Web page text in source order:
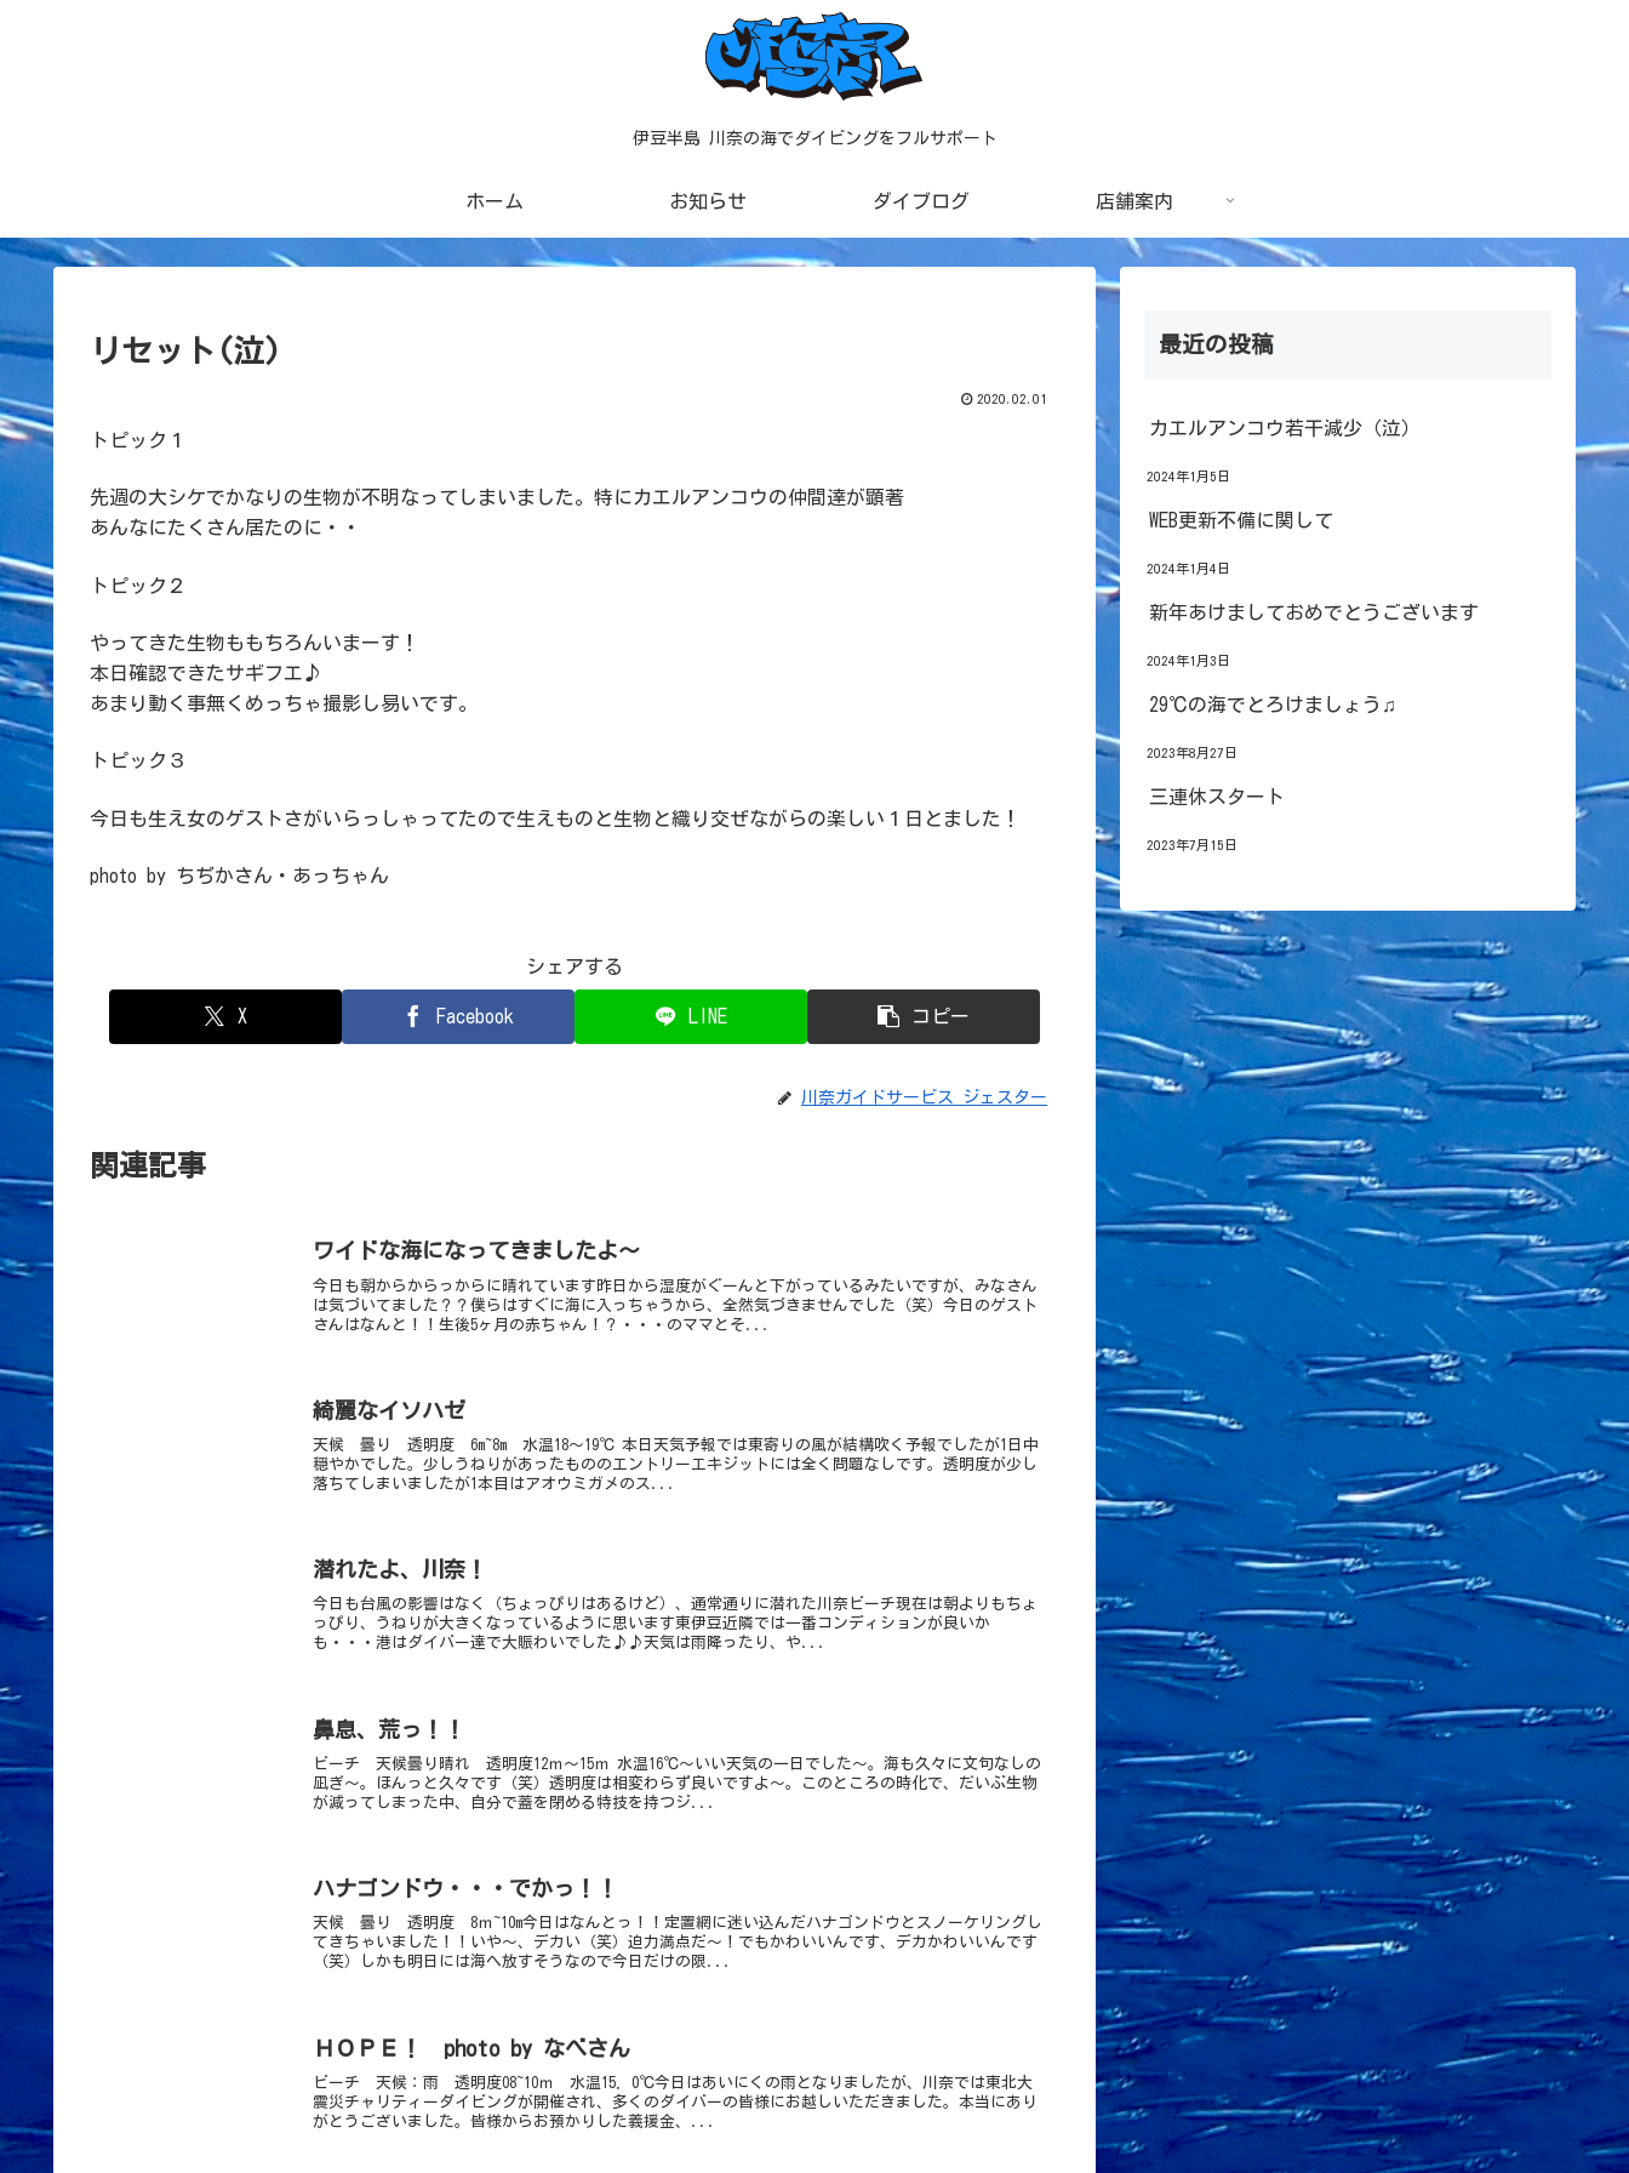
伊豆半島 川奈の海でダイビングをフルサポート
ホーム お知らせ ダイブログ 店舗案内
リセット(泣)
2020.02.01
トピック１
先週の大シケでかなりの生物が不明なってしまいました。特にカエルアンコウの仲間達が顕著
あんなにたくさん居たのに・・
トピック２
やってきた生物ももちろんいまーす！
本日確認できたサギフエ♪
あまり動く事無くめっちゃ撮影し易いです。
トピック３
今日も生え女のゲストさがいらっしゃってたので生えものと生物と織り交ぜながらの楽しい１日とました！
photo by ちぢかさん・あっちゃん
シェアする
X Facebook LINE コピー
川奈ガイドサービス ジェスター
関連記事
ワイドな海になってきましたよ～
今日も朝からからっからに晴れています昨日から湿度がぐーんと下がっているみたいですが、みなさん
は気づいてました？？僕らはすぐに海に入っちゃうから、全然気づきませんでした（笑）今日のゲスト
さんはなんと！！生後5ヶ月の赤ちゃん！？・・・のママとそ...
綺麗なイソハゼ
天候 曇り 透明度 6m~8m 水温18～19℃ 本日天気予報では東寄りの風が結構吹く予報でしたが1日中
穏やかでした。少しうねりがあったもののエントリーエキジットには全く問題なしです。透明度が少し
落ちてしまいましたが1本目はアオウミガメのス...
潜れたよ、川奈！
今日も台風の影響はなく（ちょっぴりはあるけど）、通常通りに潜れた川奈ビーチ現在は朝よりもちょ
っぴり、うねりが大きくなっているように思います東伊豆近隣では一番コンディションが良いか
も・・・港はダイバー達で大賑わいでした♪♪天気は雨降ったり、や...
鼻息、荒っ！！
ビーチ 天候曇り晴れ 透明度12ｍ～15ｍ 水温16℃～いい天気の一日でした～。海も久々に文句なしの
凪ぎ～。ほんっと久々です（笑）透明度は相変わらず良いですよ～。このところの時化で、だいぶ生物
が減ってしまった中、自分で蓋を閉める特技を持つジ...
ハナゴンドウ・・・でかっ！！
天候 曇り 透明度 8ｍ~10m今日はなんとっ！！定置網に迷い込んだハナゴンドウとスノーケリングし
てきちゃいました！！いや～、デカい（笑）迫力満点だ～！でもかわいいんです、デカかわいいんです
（笑）しかも明日には海へ放すそうなので今日だけの限...
ＨＯＰＥ！ photo by なべさん
ビーチ 天候：雨 透明度08~10ｍ 水温15．0℃今日はあいにくの雨となりましたが、川奈では東北大
震災チャリティーダイビングが開催され、多くのダイバーの皆様にお越しいただきました。本当にあり
がとうございました。皆様からお預かりした義援金、...
最近の投稿
カエルアンコウ若干減少（泣）
2024年1月5日
WEB更新不備に関して
2024年1月4日
新年あけましておめでとうございます
2024年1月3日
29℃の海でとろけましょう♫
2023年8月27日
三連休スタート
2023年7月15日